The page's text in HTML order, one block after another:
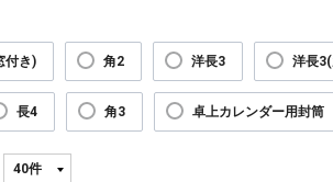
付き) 角2 洋長3 洋長
長4 角3 卓上カレンダー用封筒